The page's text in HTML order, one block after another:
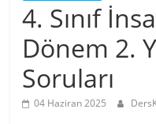
4. Sınıf
Dönem 2.
Soruları
04 Haziran 2025